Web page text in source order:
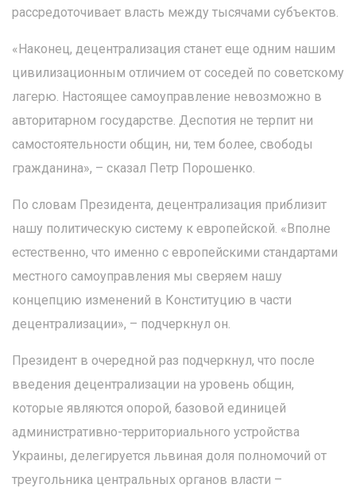
рассредоточивает власть между тысячами субъектов.
«Наконец, децентрализация станет еще одним нашим
цивилизационным отличием от соседей по советскому
лагерю. Настоящее самоуправление невозможно в
авторитарном государстве. Деспотия не терпит ни
самостоятельности общин, ни, тем более, свободы
гражданина», – сказал Петр Порошенко.
По словам Президента, децентрализация приблизит
нашу политическую систему к европейской. «Вполне
естественно, что именно с европейскими стандартами
местного самоуправления мы сверяем нашу
концепцию изменений в Конституцию в части
децентрализации», – подчеркнул он.
Президент в очередной раз подчеркнул, что после
введения децентрализации на уровень общин,
которые являются опорой, базовой единицей
административно-территориального устройства
Украины, делегируется львиная доля полномочий от
треугольника центральных органов власти –